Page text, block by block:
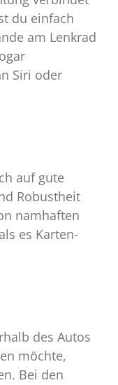
du einfach
am Lenkrad
Siri oder
auf gute
Robustheit
namhaften
es Karten-
des Autos
möchte,
Bei den